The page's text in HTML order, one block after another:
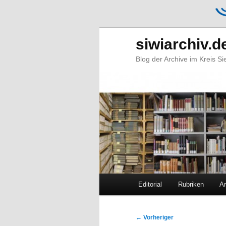
Blog der Archive im Kreis
Zum
Zum
Editorial Rubriken
Beitragsnavigation
← Vorheriger